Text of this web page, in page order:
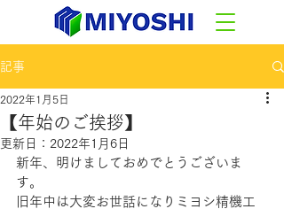
記事
【年始のご挨拶】
2022年1月5日
更新日： 2022年1月6日
新年、明けましておめでとうございま
す。
旧年中は大変お世話になりミヨシ精機工